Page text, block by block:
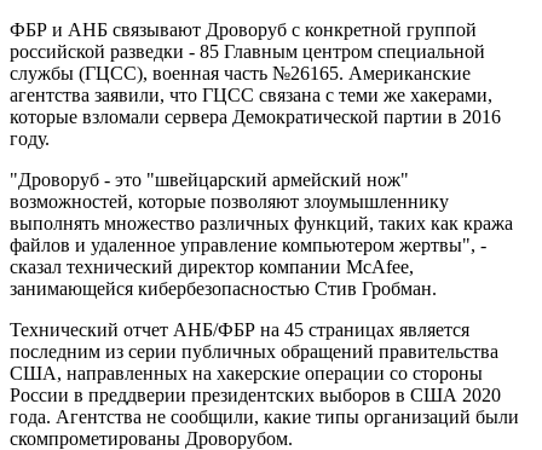
ФБР и АНБ связывают Дроворуб с конкретной группой
российской разведки - 85 Главным центром специальной
службы (ГЦСС), военная часть №26165. Американские
агентства заявили, что ГЦСС связана с теми же хакерами,
которые взломали сервера Демократической партии в 2016
году.
"Дроворуб - это "швейцарский армейский нож"
возможностей, которые позволяют злоумышленнику
выполнять множество различных функций, таких как кража
файлов и удаленное управление компьютером жертвы", -
сказал технический директор компании McAfee,
занимающейся кибербезопасностью Стив Гробман.
Технический отчет АНБ/ФБР на 45 страницах является
последним из серии публичных обращений правительства
США, направленных на хакерские операции со стороны
России в преддверии президентских выборов в США 2020
года. Агентства не сообщили, какие типы организаций были
скомпрометированы Дроворубом.